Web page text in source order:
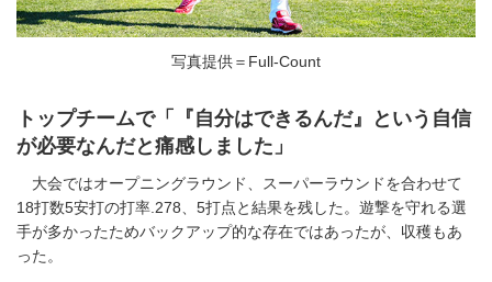
写真提供＝Full-Count
トップチームで「『自分はできるんだ』という自信
が必要なんだと痛感しました」
大会ではオープニングラウンド、スーパーラウンドを合わせて
18打数5安打の打率.278、5打点と結果を残した。遊撃を守れる選
手が多かったためバックアップ的な存在ではあったが、収穫もあ
った。